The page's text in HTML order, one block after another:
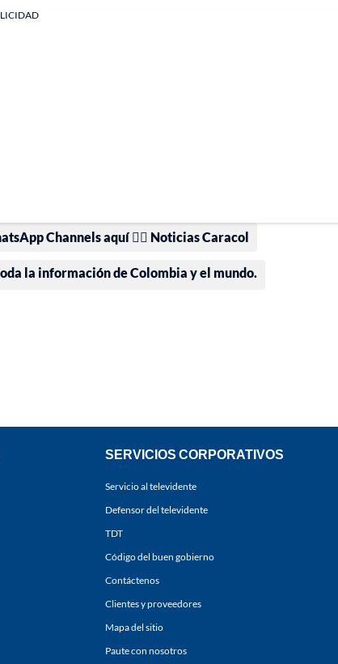
Channels aquí 👉🏻 Noticias Caracol
la información de Colombia y el mundo.
SERVICIOS CORPORATIVOS
Servicio al televidente
Defensor del televidente
TDT
Código del buen gobierno
Contáctenos
Clientes y proveedores
Mapa del sitio
Paute con nosotros